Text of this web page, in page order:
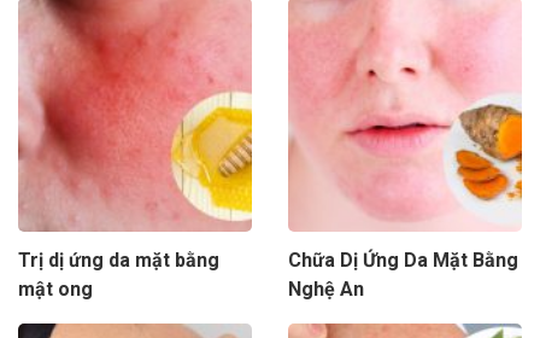
Trị dị ứng da mặt bằng
mật ong
Chữa Dị Ứng Da Mặt Bằng
Nghệ An